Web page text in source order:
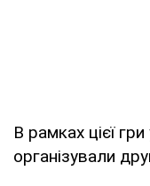
В рамках цієї
організували